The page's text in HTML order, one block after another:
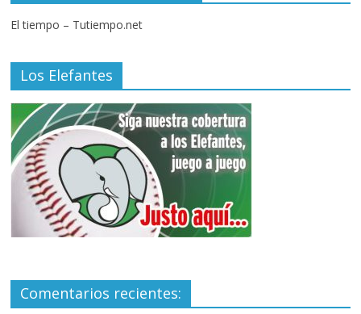
El tiempo – Tutiempo.net
Los Elefantes
Comentarios recientes: